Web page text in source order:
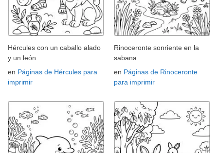
Hércules con un caballo alado
y un león
en Páginas de Hércules para
imprimir
Rinoceronte sonriente en la
sabana
en Páginas de Rinoceronte
para imprimir